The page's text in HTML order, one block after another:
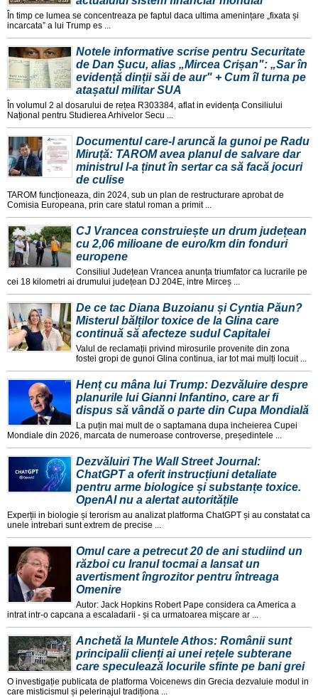
În timp ce lumea se concentreaza pe faptul daca ultima amenințare „fixata și
incarcata” a lui Trump es ...
Notele informative scrise pentru Securitate
de Dan Șucu, alias „Mircea Crișan": „Sar în
evidență dinții săi de aur" + Cum îl turna pe
atașatul militar SUA
În volumul 2 al dosarului de rețea R303384, aflat in evidența Consiliului
Național pentru Studierea Arhivelor Secu ...
Documentul care-l aruncă la gunoi pe Radu
Miruță: TAROM avea planul de salvare dar
ministrul l-a ținut în sertar ca să facă jocuri
de culise
TAROM funcționeaza, din 2024, sub un plan de restructurare aprobat de
Comisia Europeana, prin care statul roman a primit ...
CJ Vrancea construiește un drum județean
cu 2,06 milioane de euro/km din fonduri
europene
Consiliul Județean Vrancea anunța triumfator ca lucrarile pe
cei 18 kilometri ai drumului județean DJ 204E, intre Mirceș ...
De ce tac Diana Buzoianu și Cyntia Păun?
Misterul bălților toxice de la Glina care
continuă să afecteze sudul Capitalei
Valul de reclamații privind mirosurile provenite din zona
fostei gropi de gunoi Glina continua, iar tot mai mulți locuit ...
Henț cu mâna lui Trump: Dezvăluire despre
planurile lui Gianni Infantino, care ar fi
dispus să vândă o parte din Cupa Mondială
La puțin mai mult de o saptamana dupa incheierea Cupei
Mondiale din 2026, marcata de numeroase controverse, președintele ...
Dezvăluiri The Wall Street Journal:
ChatGPT a oferit instrucțiuni detaliate
pentru arme biologice și substanțe toxice.
OpenAI nu a alertat autoritățile
Experții in biologie și terorism au analizat platforma ChatGPT și au constatat ca
unele intrebari sunt extrem de precise ...
Omul care a petrecut 20 de ani studiind un
război cu Iranul tocmai a lansat un
avertisment îngrozitor pentru întreaga
Omenire
Autor: Jack Hopkins Robert Pape considera ca America a
intrat intr-o capcana a escaladarii - și ca urmatoarea mișcare ar ...
Anchetă la Muntele Athos: Românii sunt
principalii clienți ai unei rețele subterane
care speculează locurile sfinte pe bani grei
O investigație publicata de platforma Voicenews din Grecia dezvaluie modul in
care misticismul și pelerinajul tradiționa ...